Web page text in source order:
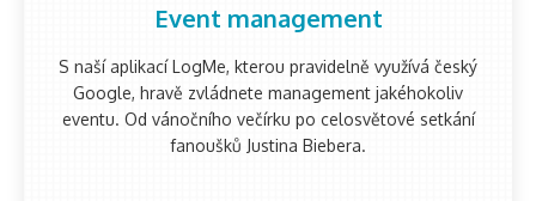
Event management
S naší aplikací LogMe, kterou pravidelně využívá český
Google, hravě zvládnete management jakéhokoliv
eventu. Od vánočního večírku po celosvětové setkání
fanoušků Justina Biebera.